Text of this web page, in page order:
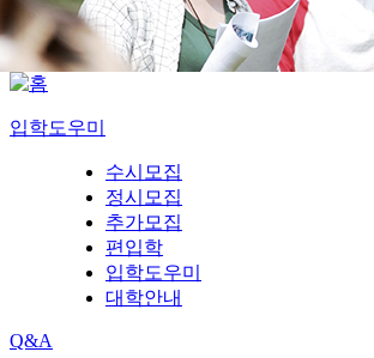
입학도우미
수시모집
정시모집
추가모집
편입학
입학도우미
대학안내
Q&A